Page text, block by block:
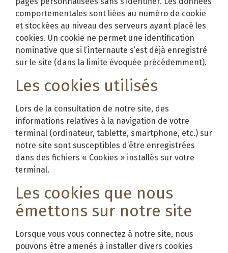
comportementales sont liées au numéro de cookie
et stockées au niveau des serveurs ayant placé les
cookies. Un cookie ne permet une identification
nominative que si l’internaute s’est déjà enregistré
sur le site (dans la limite évoquée précédemment).
Les cookies utilisés
Lors de la consultation de notre site, des
informations relatives à la navigation de votre
terminal (ordinateur, tablette, smartphone, etc.) sur
notre site sont susceptibles d’être enregistrées
dans des fichiers « Cookies » installés sur votre
terminal.
Les cookies que nous
émettons sur notre site
Lorsque vous vous connectez à notre site, nous
pouvons être amenés à installer divers cookies